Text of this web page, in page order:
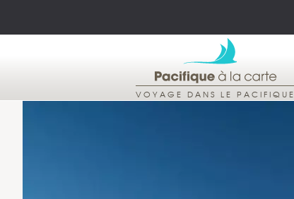
VOYAGE DANS LE PACIFIQUE